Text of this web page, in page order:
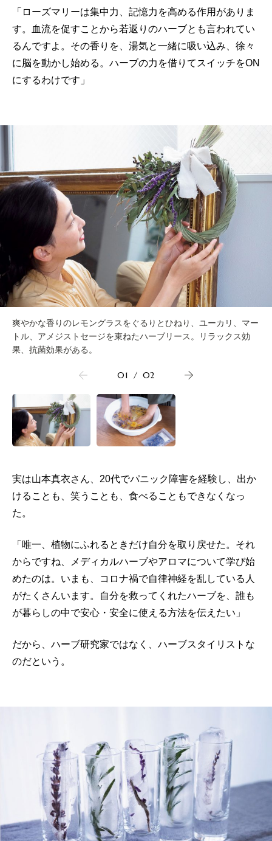
「ローズマリーは集中力、記憶力を高める作用がありま
す。血流を促すことから若返りのハーブとも言われてい
るんですよ。その香りを、湯気と一緒に吸い込み、徐々
に脳を動かし始める。ハーブの力を借りてスイッチをON
にするわけです」
爽やかな香りのレモングラスをぐるりとひねり、ユーカリ、マー
トル、アメジストセージを束ねたハーブリース。リラックス効
果、抗菌効果がある。
01 / 02
実は山本真衣さん、20代でパニック障害を経験し、出か
けることも、笑うことも、食べることもできなくなっ
た。
「唯一、植物にふれるときだけ自分を取り戻せた。それ
からですね、メディカルハーブやアロマについて学び始
めたのは。いまも、コロナ禍で自律神経を乱している人
がたくさんいます。自分を救ってくれたハーブを、誰も
が暮らしの中で安心・安全に使える方法を伝えたい」
だから、ハーブ研究家ではなく、ハーブスタイリストな
のだという。